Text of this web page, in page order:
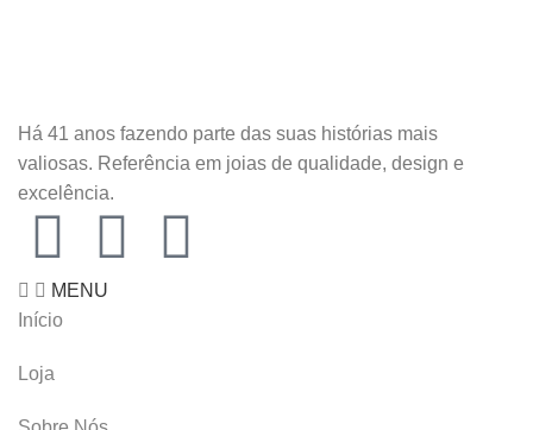
Há 41 anos fazendo parte das suas histórias mais
valiosas. Referência em joias de qualidade, design e
excelência.
MENU
Início
Loja